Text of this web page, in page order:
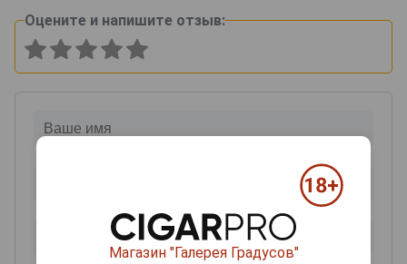
Оцените и напишите отзыв:
Магазин "Галерея Градусов"